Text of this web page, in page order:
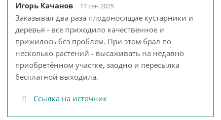
Игорь Качанов 17 сен 2025
Заказывал два раза плодоносящие кустарники и
деревья - все приходило качественное и
прижилось без проблем. При этом брал по
несколько растений - высаживать на недавно
приобретённом участке, заодно и пересылка
бесплатной выходила.
Ссылка на источник